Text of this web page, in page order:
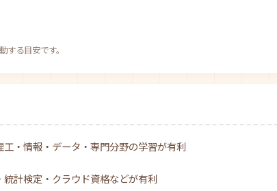
る目安です。
・情報・データ・専門分野の学習が有利
計検定・クラウド資格などが有利